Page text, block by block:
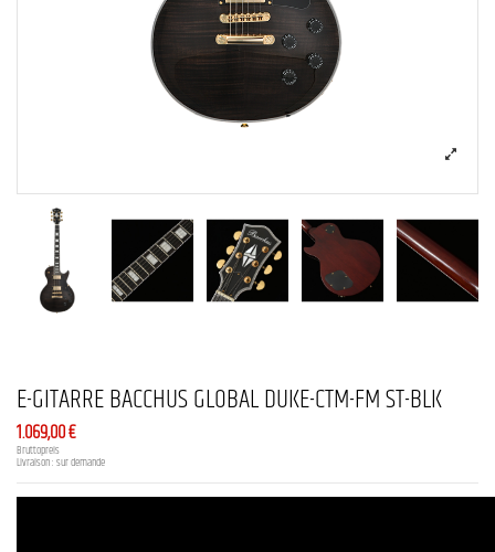
E-GITARRE BACCHUS GLOBAL DUKE-CTM-FM ST-BLK
1.069,00 €
Bruttopreis
Livraison : sur demande